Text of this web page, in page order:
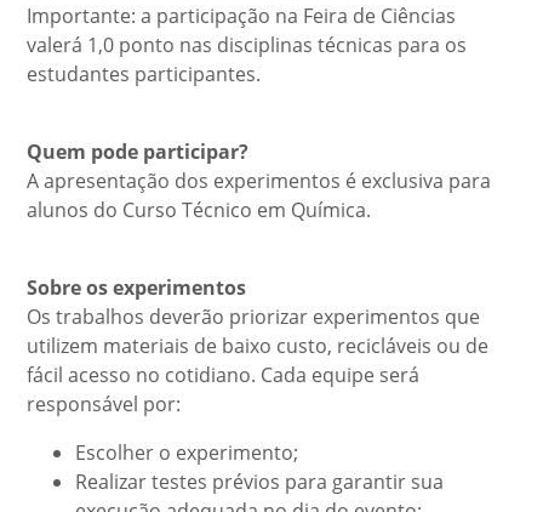
Importante: a participação na Feira de Ciências
valerá 1,0 ponto nas disciplinas técnicas para os
estudantes participantes.
Quem pode participar?
A apresentação dos experimentos é exclusiva para
alunos do Curso Técnico em Química.
Sobre os experimentos
Os trabalhos deverão priorizar experimentos que
utilizem materiais de baixo custo, recicláveis ou de
fácil acesso no cotidiano. Cada equipe será
responsável por:
Escolher o experimento;
Realizar testes prévios para garantir sua